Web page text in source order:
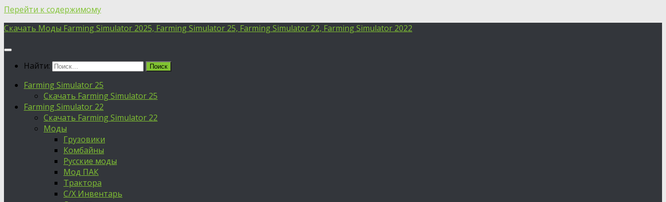
Перейти к содержимому
Скачать Моды Farming Simulator 2025, Farming Simulator 25, Farming Simulator 22, Farming Simulator 2022
Найти:
Farming Simulator 25
Скачать Farming Simulator 25
Farming Simulator 22
Скачать Farming Simulator 22
Моды
Грузовики
Комбайны
Русские моды
Мод ПАК
Трактора
С/Х Инвентарь